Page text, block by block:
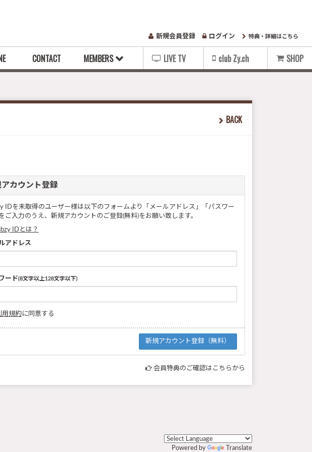
新規会員登録 ログイン 特典・詳細はこちら
CONTACT MEMBERS LIVE TV club Zy.ch SHOP
BACK
アカウント登録
IDを未取得のユーザー様は以下のフォームより「メールアドレス」「パスワー
ご入力のうえ、新規アカウントのご登録(無料)をお願い致します。
IDとは？
アドレス
ード(8文字以上128文字以下)
用規約に同意する
会員特典のご確認はこちらから
Powered by Translate